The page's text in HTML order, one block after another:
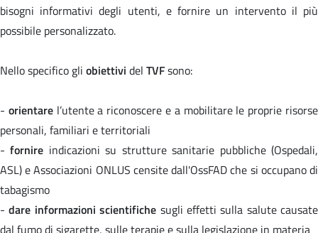
bisogni informativi degli utenti, e fornire un intervento il più
possibile personalizzato.
Nello specifico gli obiettivi del TVFsono:
- orientarel’utente a riconoscere e a mobilitare le proprie risorse
personali, familiari e territoriali
-fornire indicazioni su strutture sanitarie pubbliche (Ospedali,
ASL) e Associazioni ONLUS censite dall'OssFAD che si occupano di
tabagismo
-dare informazioni scientifiche sugli effetti sulla salute causate
dal fumo di sigarette, sulle terapie e sulla legislazione in materia